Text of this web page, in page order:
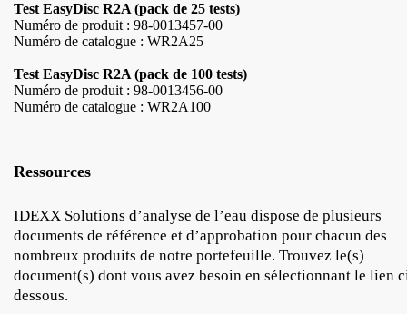
Test EasyDisc R2A (pack de 25 tests)
Numéro de produit : 98-0013457-00
Numéro de catalogue : WR2A25
Test EasyDisc R2A (pack de 100 tests)
Numéro de produit : 98-0013456-00
Numéro de catalogue : WR2A100
Ressources
IDEXX Solutions d’analyse de l’eau dispose de plusieurs
documents de référence et d’approbation pour chacun des
nombreux produits de notre portefeuille. Trouvez le(s)
document(s) dont vous avez besoin en sélectionnant le lien
dessous.